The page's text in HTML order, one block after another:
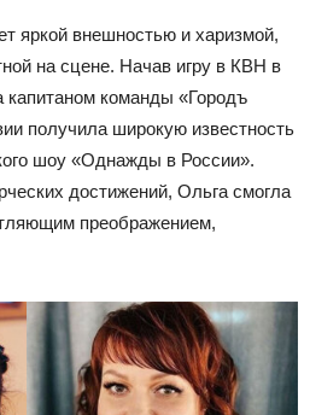
яркой внешностью и харизмой,
на сцене. Начав игру в КВН в
капитаном команды «Городъ
получила широкую известность
шоу «Однажды в России».
достижений, Ольга смогла
преображением,